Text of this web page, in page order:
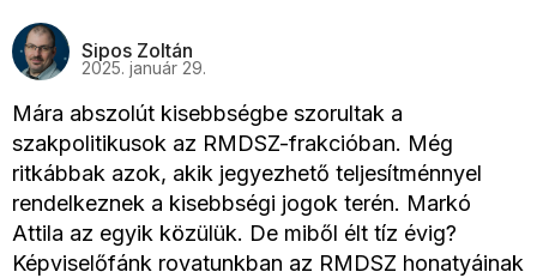
Sipos Zoltán
2025. január 29.
Mára abszolút kisebbségbe szorultak a
szakpolitikusok az RMDSZ-frakcióban. Még
ritkábbak azok, akik jegyezhető teljesítménnyel
rendelkeznek a kisebbségi jogok terén. Markó
Attila az egyik közülük. De miből élt tíz évig?
Képviselőfánk rovatunkban az RMDSZ honatyáinak